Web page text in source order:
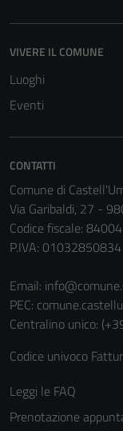
VIVERE IL COMUNE
Luoghi
Eventi
CONTATTI
Comune di
Via Garibaldi, 27 -
Codice fiscale:
P.IVA: 01032850834
Email:
PEC:
Centralino unico:
Codice univoco
Leggi le FAQ
Prenotazione